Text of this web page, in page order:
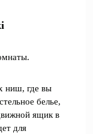
ниш, где вы
белье,
ящик в
для